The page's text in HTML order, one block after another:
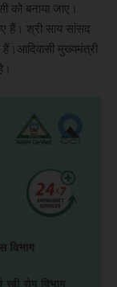
को बनाया जाए।
हैं। श्री साय सांसद
मुख्यमंत्री